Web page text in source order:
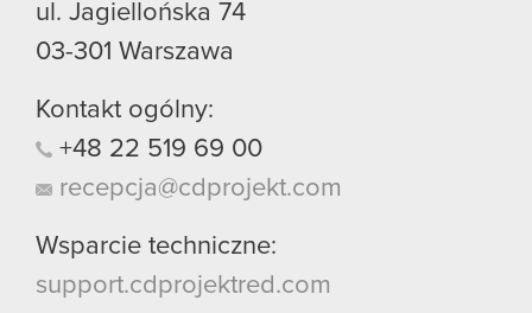
ul. Jagiellońska 74
03-301 Warszawa
Kontakt ogólny:
+48 22 519 69 00
recepcja@cdprojekt.com
Wsparcie techniczne:
support.cdprojektred.com